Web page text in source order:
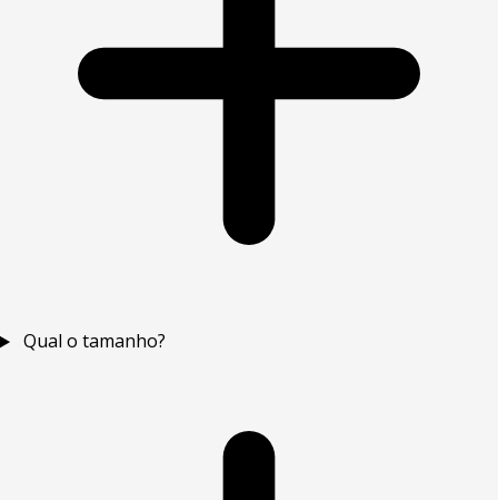
Qual o tamanho?